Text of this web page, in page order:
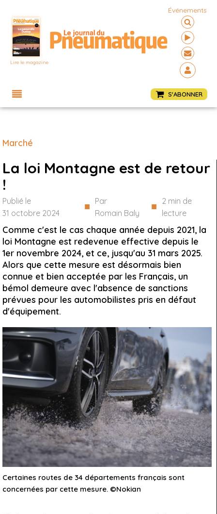
Lire le magazine
Événements
S'ABONNER
Marché
La loi Montagne est de retour
!
Publié le
31 octobre 2024
■ Par
Romain Baly
■ 2 min de
lecture
Comme c'est le cas chaque année depuis 2021, la
loi Montagne est redevenue effective depuis le
1er novembre 2024, et ce, jusqu'au 31 mars 2025.
Alors que cette mesure est désormais bien
connue et bien acceptée par les Français, un
bémol demeure avec l'absence de sanctions
prévues pour les automobilistes pris en défaut
d'équipement.
Certaines routes de 34 départements français sont
concernées par cette mesure. ©Nokian